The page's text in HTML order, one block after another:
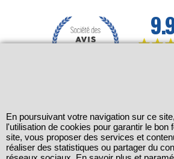
En poursuivant votre navigation sur ce
l'utilisation de cookies pour garantir le bon
site, vous proposer des services et
réaliser des statistiques ou partager du